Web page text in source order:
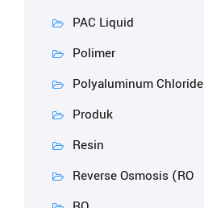
PAC Liquid
Polimer
Polyaluminum Chloride
Produk
Resin
Reverse Osmosis (RO